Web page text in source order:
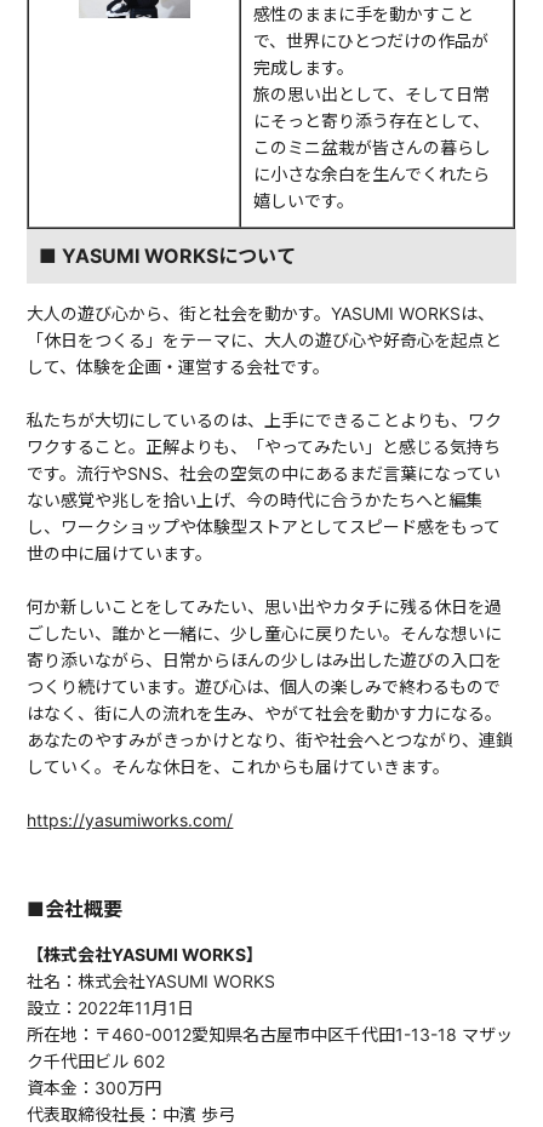
感性のままに手を動かすこと
で、世界にひとつだけの作品が
完成します。
旅の思い出として、そして日常
にそっと寄り添う存在として、
このミニ盆栽が皆さんの暮らし
に小さな余白を生んでくれたら
嬉しいです。
■ YASUMI WORKSについて
大人の遊び心から、街と社会を動かす。YASUMI WORKSは、
「休日をつくる」をテーマに、大人の遊び心や好奇心を起点と
して、体験を企画・運営する会社です。
私たちが大切にしているのは、上手にできることよりも、ワク
ワクすること。正解よりも、「やってみたい」と感じる気持ち
です。流行やSNS、社会の空気の中にあるまだ言葉になってい
ない感覚や兆しを拾い上げ、今の時代に合うかたちへと編集
し、ワークショップや体験型ストアとしてスピード感をもって
世の中に届けています。
何か新しいことをしてみたい、思い出やカタチに残る休日を過
ごしたい、誰かと一緒に、少し童心に戻りたい。そんな想いに
寄り添いながら、日常からほんの少しはみ出した遊びの入口を
つくり続けています。遊び心は、個人の楽しみで終わるもので
はなく、街に人の流れを生み、やがて社会を動かす力になる。
あなたのやすみがきっかけとなり、街や社会へとつながり、連鎖
していく。そんな休日を、これからも届けていきます。
https://yasumiworks.com/
■会社概要
【株式会社YASUMI WORKS】
社名：株式会社YASUMI WORKS
設立：2022年11月1日
所在地：〒460-0012愛知県名古屋市中区千代田1-13-18 マザッ
ク千代田ビル 602
資本金：300万円
代表取締役社長：中濱 歩弓